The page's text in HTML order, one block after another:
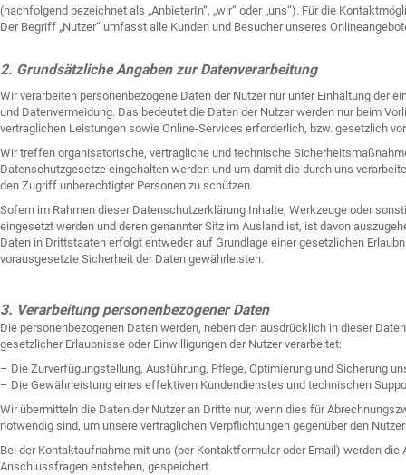
(nachfolgend bezeichnet als „AnbieterIn“, „wir“ oder „uns“). Für die
Der Begriff „Nutzer“ umfasst alle Kunden und Besucher unseres
2. Grundsätzliche Angaben zur Datenverarbeitung
Wir verarbeiten personenbezogene Daten der Nutzer nur unter Einhaltung
und Datenvermeidung. Das bedeutet die Daten der Nutzer werden nur beim
vertraglichen Leistungen sowie Online-Services erforderlich, bzw. gesetzlich
Wir treffen organisatorische, vertragliche und technische
Datenschutzgesetze eingehalten werden und um damit die durch uns
den Zugriff unberechtigter Personen zu schützen.
Sofern im Rahmen dieser Datenschutzerklärung Inhalte, Werkzeuge oder
eingesetzt werden und deren genannter Sitz im Ausland ist, ist davon
Daten in Drittstaaten erfolgt entweder auf Grundlage einer gesetzlichen
vorausgesetzte Sicherheit der Daten gewährleisten.
3. Verarbeitung personenbezogener Daten
Die personenbezogenen Daten werden, neben den ausdrücklich in dieser
gesetzlicher Erlaubnisse oder Einwilligungen der Nutzer verarbeitet:
– Die Zurverfügungstellung, Ausführung, Pflege, Optimierung und Sicherung
– Die Gewährleistung eines effektiven Kundendienstes und technischen
Wir übermitteln die Daten der Nutzer an Dritte nur, wenn dies für
notwendig sind, um unsere vertraglichen Verpflichtungen gegenüber den
Bei der Kontaktaufnahme mit uns (per Kontaktformular oder Email) werden
Anschlussfragen entstehen, gespeichert.